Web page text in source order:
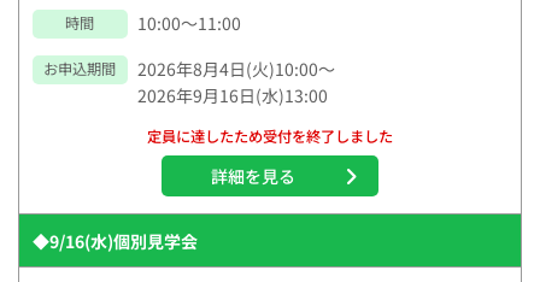
時間 10:00～11:00
お申込期間
2026年8月4日(火)10:00～
2026年9月16日(水)13:00
定員に達したため受付を終了しました
詳細を見る
◆9/16(水)個別見学会